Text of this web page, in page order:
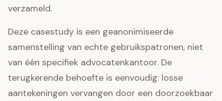
verzameld.
Deze casestudy is een geanonimiseerde
samenstelling van echte gebruikspatronen, niet
van één specifiek advocatenkantoor. De
terugkerende behoefte is eenvoudig: losse
aantekeningen vervangen door een doorzoekbaar